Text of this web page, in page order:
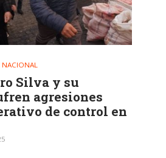
Silva y su
agresiones
de control en